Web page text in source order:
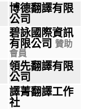
博德翻譯有限
公司
碧詠國際資訊
有限公司 贊助
會員
領先翻譯有限
公司
譯菁翻譯工作
社